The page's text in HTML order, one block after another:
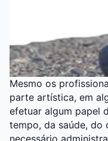
Mesmo os
parte artística, em
efetuar algum papel
tempo, da saúde, do